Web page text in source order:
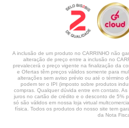
A inclusão de um produto no CARRINHO não
alteração de preço entre a inclusão no
prevalecerá o preço vigente na finalização da
e Ofertas têm preços válidos somente para
alterações sem aviso prévio ou até o término
podem ter o IPI (imposto sobre produtos
compras. Qualquer dúvida entre em contato.
juros no cartão de crédito e o desconto de 5%
só são válidos em nossa loja virtual
física. Todos os produtos do nosso site tem
da Nota